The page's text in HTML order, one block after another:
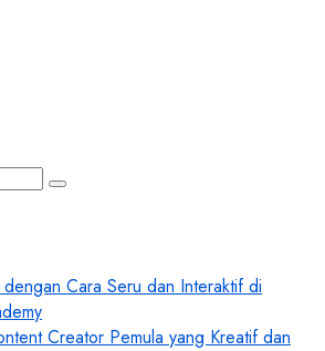
Cara Seru dan Interaktif di
Creator Pemula yang Kreatif dan